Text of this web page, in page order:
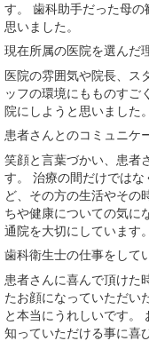
す。 歯科助手だった母の
思いました。
現在所属の医院を選んだ
医院の雰囲気や院長、ス
ッフの環境にもものすご
院にしようと思いました。
患者さんとのコミュニケ
笑顔と言葉づかい、患者
す。 治療の間だけでは
ど、その方の生活やその
ちや健康についての気に
通院を大切にしています。
歯科衛生士の仕事をして
患者さんに喜んで頂けた
たお顔になっていただい
と本当にうれしいです。
知っていただける事に喜